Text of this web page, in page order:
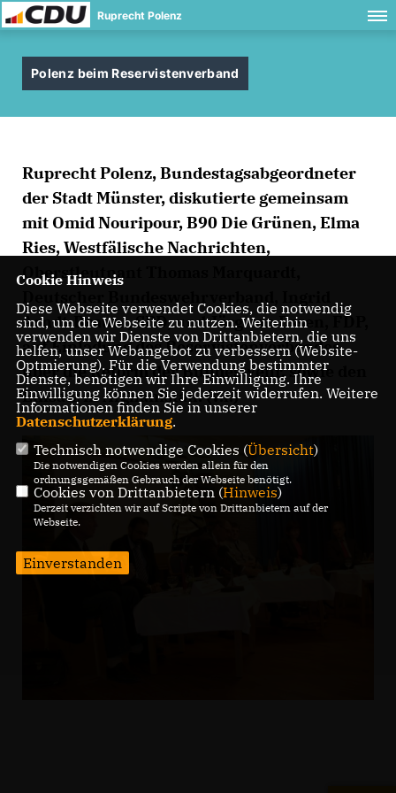
Ruprecht Polenz
Polenz beim Reservistenverband
Ruprecht Polenz, Bundestagsabgeordneter
der Stadt Münster, diskutierte gemeinsam
mit Omid Nouripour, B90 Die Grünen, Elma
Ries, Westfälische Nachrichten,
Oberstleutnant Thomas Marquardt,
Arndt-Brauer, SPD, und Jörg van Essen, FDP,
auf Einladung des Reservistenverbandes
über die Reform der Bundeswehr, sowie den
Einsatz in Afghanistan. (v.l.)
Cookie Hinweis
Diese Webseite verwendet Cookies, die notwendig
sind, um die Webseite zu nutzen. Weiterhin
verwenden wir Dienste von Drittanbietern, die uns
helfen, unser Webangebot zu verbessern (Website-
Optmierung). Für die Verwendung bestimmter
Dienste, benötigen wir Ihre Einwilligung. Ihre
Einwilligung können Sie jederzeit widerrufen. Weitere
Informationen finden Sie in unserer
Datenschutzerklärung.
Technisch notwendige Cookies (Übersicht)
Die notwendigen Cookies werden allein für den
ordnungsgemäßen Gebrauch der Webseite benötigt.
Cookies von Drittanbietern (Hinweis)
Derzeit verzichten wir auf Scripte von Drittanbietern auf der
Webseite.
Einverstanden